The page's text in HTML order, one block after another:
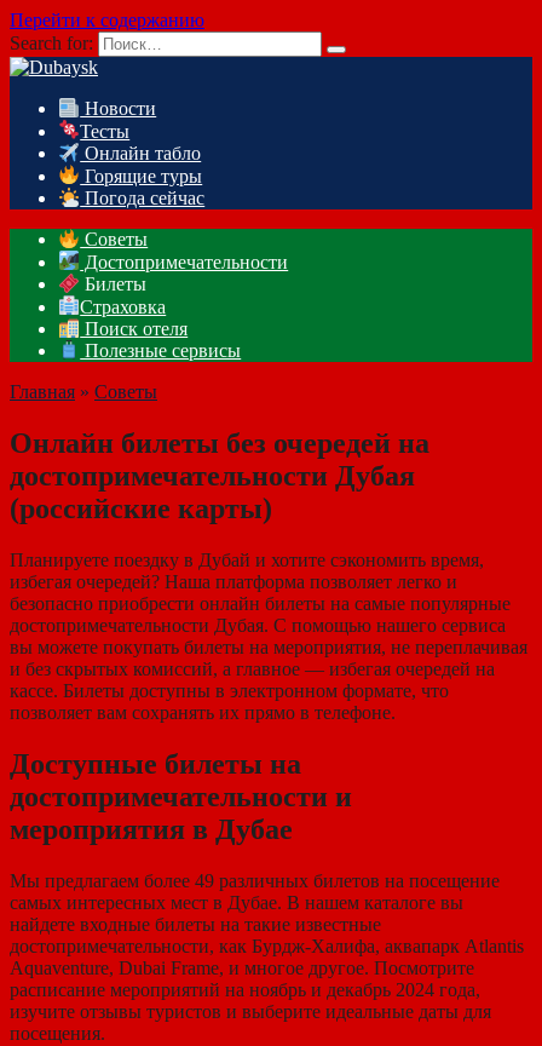
Перейти к содержанию
Search for:
Новости
Тесты
Онлайн табло
Горящие туры
Погода сейчас
Советы
Достопримечательности
Билеты
Страховка
Поиск отеля
Полезные сервисы
Главная » Советы
Онлайн билеты без очередей на
достопримечательности Дубая
(российские карты)
Планируете поездку в Дубай и хотите сэкономить время,
избегая очередей? Наша платформа позволяет легко и
безопасно приобрести онлайн билеты на самые популярные
достопримечательности Дубая. С помощью нашего сервиса
вы можете покупать билеты на мероприятия, не переплачивая
и без скрытых комиссий, а главное — избегая очередей на
кассе. Билеты доступны в электронном формате, что
позволяет вам сохранять их прямо в телефоне.
Доступные билеты на
достопримечательности и
мероприятия в Дубае
Мы предлагаем более 49 различных билетов на посещение
самых интересных мест в Дубае. В нашем каталоге вы
найдете входные билеты на такие известные
достопримечательности, как Бурдж-Халифа, аквапарк Atlantis
Aquaventure, Dubai Frame, и многое другое. Посмотрите
расписание мероприятий на ноябрь и декабрь 2024 года,
изучите отзывы туристов и выберите идеальные даты для
посещения.